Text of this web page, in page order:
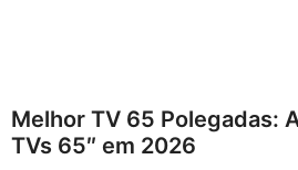
Melhor TV 65 Polegadas:
TVs 65″ em 2026